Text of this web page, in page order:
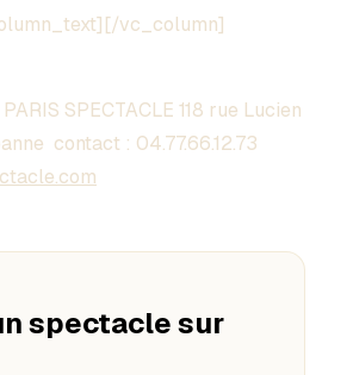
vc_column]
SPECTACLE 118 rue Lucien
contact : 04.77.66.12.73
spectacle sur